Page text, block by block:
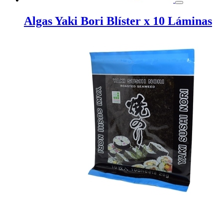
Algas Yaki Bori Blíster x 10 Láminas